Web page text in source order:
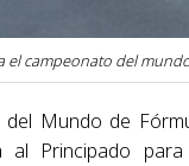
el campeonato del
del Mundo de
al Principado